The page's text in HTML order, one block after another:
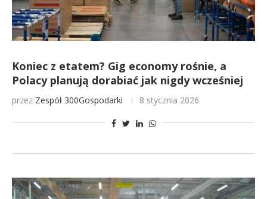
Koniec z etatem? Gig economy rośnie, a
Polacy planują dorabiać jak nigdy wcześniej
przez Zespół 300Gospodarki 8 stycznia 2026